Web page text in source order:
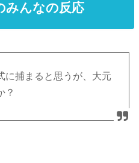
みんなの反応
に捕まると思うが、大元
？